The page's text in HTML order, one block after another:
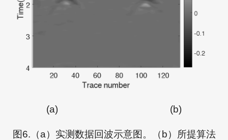
(a) (b)
图6.（a）实测数据回波示意图。（b）所提算法